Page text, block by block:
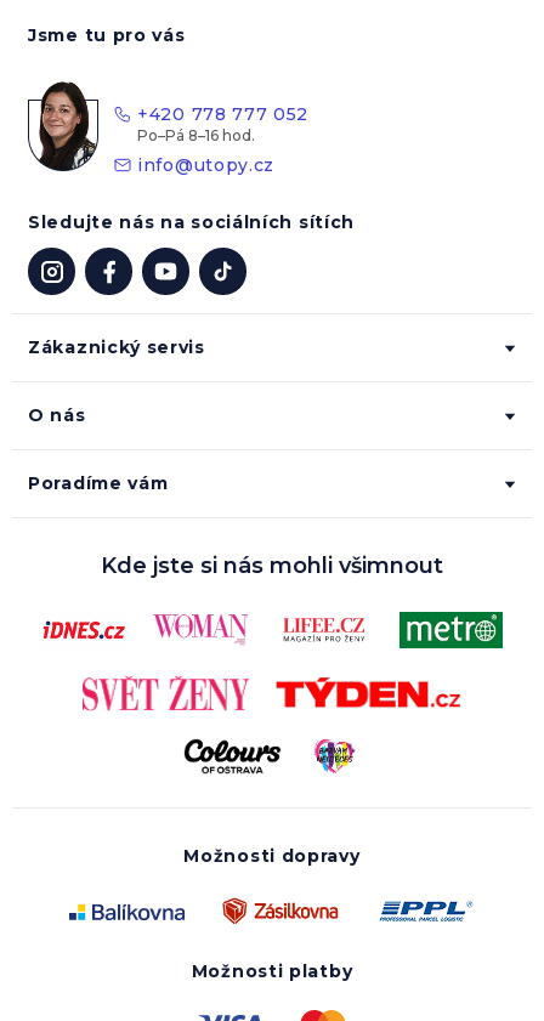
Zákaznický servis
O nás
Poradíme vám
Jsme tu pro vás
+420 778 777 052
info@utopy.cz
Sledujte nás na sociálních sítích
Kde jste si nás mohli všimnout
Možnosti dopravy
Možnosti platby